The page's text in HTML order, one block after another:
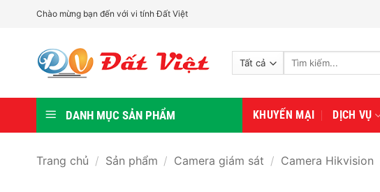
Chào mừng bạn đến với vi tính Đất Việt
Tìm
DANH MỤC SẢN PHẨM KHUYẾN MẠI DỊCH VỤ
Trang chủ / Sản phẩm / Camera giám sát / Camera Hikvision